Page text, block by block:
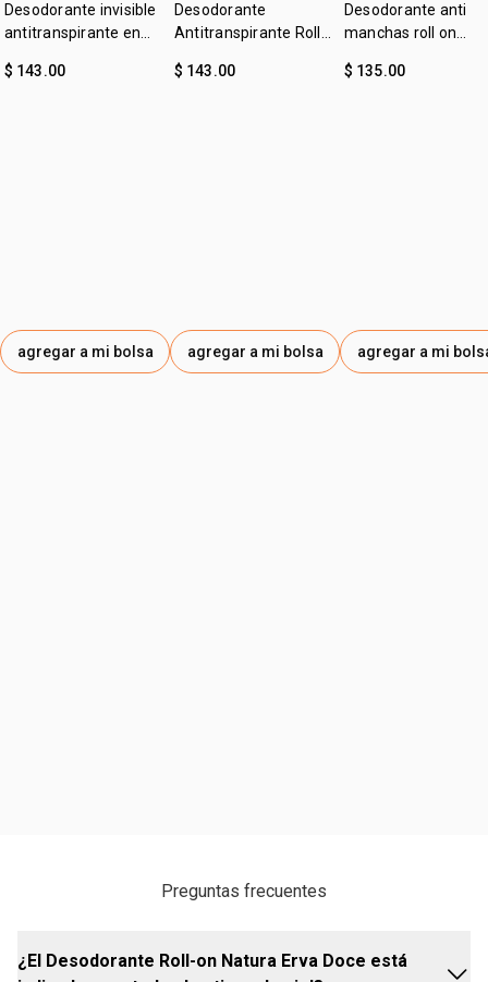
Desodorante invisible
antitranspirante en
$ 143.00
agregar a mi bolsa
Desodorante
Antitranspirante Roll-
$ 143.00
agregar a mi bolsa
Desodorante anti
manchas roll on
Doce
$ 135.00
agregar a mi
Preguntas frecuentes
¿El Desodorante Roll-on Natura Erva Doce está